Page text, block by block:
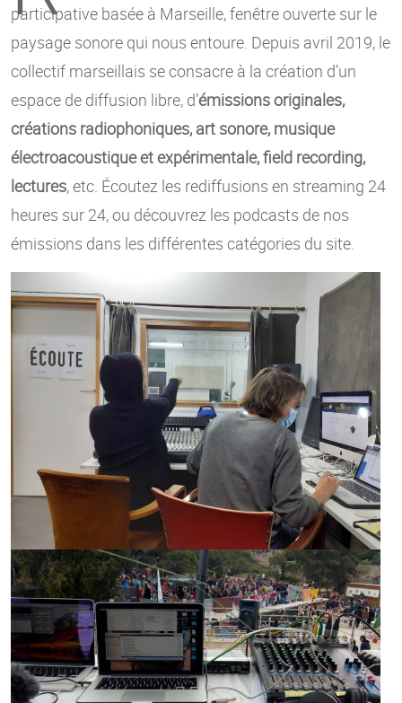
participative basée à Marseille, fenêtre ouverte sur le
paysage sonore qui nous entoure. Depuis avril 2019, le
collectif marseillais se consacre à la création d’un
espace de diffusion libre, d’émissions originales,
créations radiophoniques, art sonore, musique
électroacoustique et expérimentale, field recording,
lectures, etc. Écoutez les rediffusions en streaming 24
heures sur 24, ou découvrez les podcasts de nos
émissions dans les différentes catégories du site.